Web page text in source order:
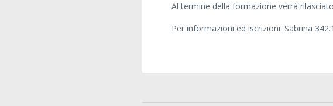
Al termine della formazione verrà
Per informazioni ed iscrizioni: Sabrina